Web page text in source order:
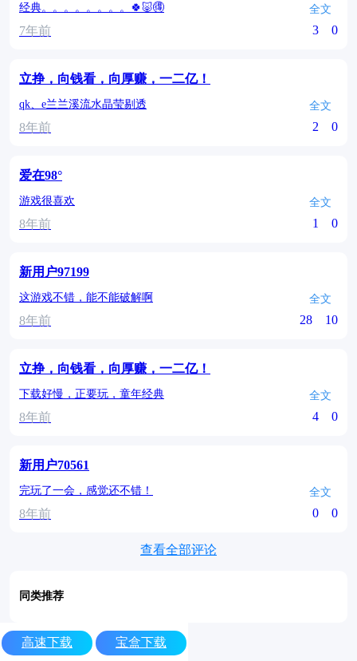
经典。。。。。。。。🍀🐷🉐 全文
7年前 3 0
立挣，向钱看，向厚赚，一二亿！
qk、e兰兰溪流水晶莹剔透 全文
8年前 2 0
爱在98°
游戏很喜欢 全文
8年前 1 0
新用户97199
这游戏不错，能不能破解啊 全文
8年前 28 10
立挣，向钱看，向厚赚，一二亿！
下载好慢，正要玩，童年经典 全文
8年前 4 0
新用户70561
完玩了一会，感觉还不错！ 全文
8年前 0 0
查看全部评论
同类推荐
高速下载 宝盒下载